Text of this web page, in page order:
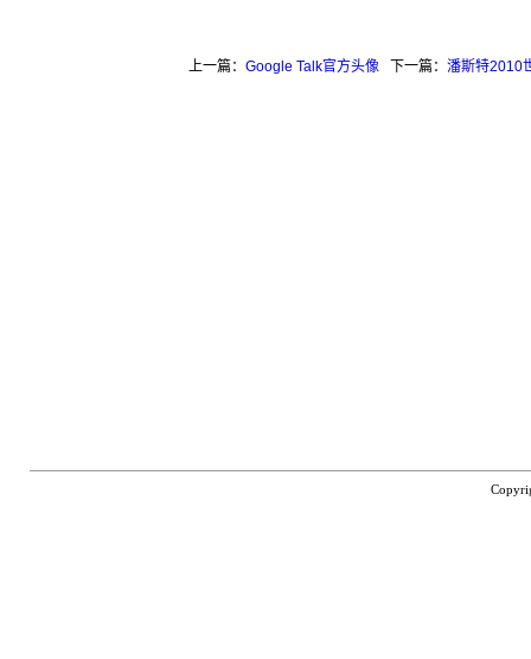
上一篇： Google Talk官方头像下一篇： 潘斯特2010